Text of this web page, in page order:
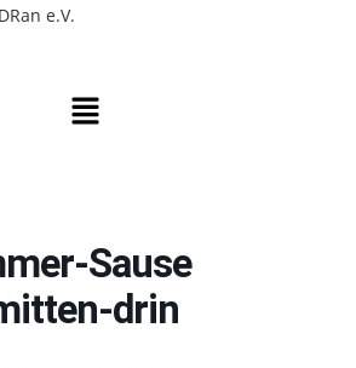
e.V.
Menü
Sause
drin